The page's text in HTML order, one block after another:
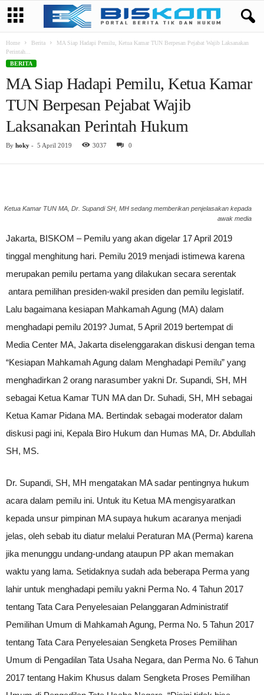
Home Berita
MA Siap Hadapi Pemilu, Ketua Kamar TUN Berpesan Pejabat Wajib Laksanakan
Perintah...
BERITA
MA Siap Hadapi Pemilu, Ketua Kamar
TUN Berpesan Pejabat Wajib
Laksanakan Perintah Hukum
By hoky - 5 April 2019 3037 0
Ketua Kamar TUN MA, Dr. Supandi SH, MH sedang memberikan penjelasakan kepada
awak media
Jakarta, BISKOM – Pemilu yang akan digelar 17 April 2019
tinggal menghitung hari. Pemilu 2019 menjadi istimewa karena
merupakan pemilu pertama yang dilakukan secara serentak
antara pemilihan presiden-wakil presiden dan pemilu legislatif.
Lalu bagaimana kesiapan Mahkamah Agung (MA) dalam
menghadapi pemilu 2019? Jumat, 5 April 2019 bertempat di
Media Center MA, Jakarta diselenggarakan diskusi dengan tema
“Kesiapan Mahkamah Agung dalam Menghadapi Pemilu” yang
menghadirkan 2 orang narasumber yakni Dr. Supandi, SH, MH
sebagai Ketua Kamar TUN MA dan Dr. Suhadi, SH, MH sebagai
Ketua Kamar Pidana MA. Bertindak sebagai moderator dalam
diskusi pagi ini, Kepala Biro Hukum dan Humas MA, Dr. Abdullah
SH, MS.
Dr. Supandi, SH, MH mengatakan MA sadar pentingnya hukum
acara dalam pemilu ini. Untuk itu Ketua MA mengisyaratkan
kepada unsur pimpinan MA supaya hukum acaranya menjadi
jelas, oleh sebab itu diatur melalui Peraturan MA (Perma) karena
jika menunggu undang-undang ataupun PP akan memakan
waktu yang lama. Setidaknya sudah ada beberapa Perma yang
lahir untuk menghadapi pemilu yakni Perma No. 4 Tahun 2017
tentang Tata Cara Penyelesaian Pelanggaran Administratif
Pemilihan Umum di Mahkamah Agung, Perma No. 5 Tahun 2017
tentang Tata Cara Penyelesaian Sengketa Proses Pemilihan
Umum di Pengadilan Tata Usaha Negara, dan Perma No. 6 Tahun
2017 tentang Hakim Khusus dalam Sengketa Proses Pemilihan